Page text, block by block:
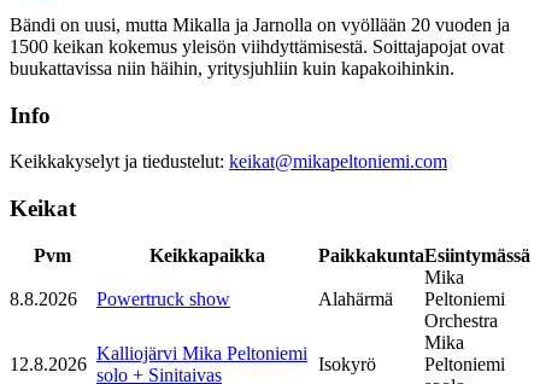
Bändi on uusi, mutta Mikalla ja Jarnolla on vyöllään 20 vuoden ja
1500 keikan kokemus yleisön viihdyttämisestä. Soittajapojat ovat
buukattavissa niin häihin, yritysjuhliin kuin kapakoihinkin.
Info
Keikkakyselyt ja tiedustelut: keikat@mikapeltoniemi.com
Keikat
Pvm Keikkapaikka PaikkakuntaEsiintymässä
8.8.2026 Powertruck show Alahärmä
Mika
Peltoniemi
Orchestra
12.8.2026
Kalliojärvi Mika Peltoniemi
solo + Sinitaivas
Isokyrö
Mika
Peltoniemi